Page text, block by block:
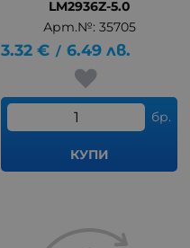
LM2936Z-5.0
Арт.№: 35705
3.32 € / 6.49 лв.
бр.
КУПИ